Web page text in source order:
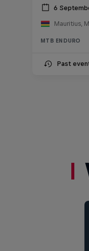
6
Mauritius,
MTB ENDURO
Past